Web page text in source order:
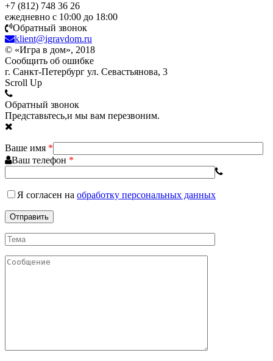
+7 (812) 748 36 26
ежедневно с 10:00 до 18:00
Обратный звонок
klient@igravdom.ru
© «Игра в дом», 2018
Сообщить об ошибке
г. Санкт-Петербург ул. Севастьянова, 3
Scroll Up
Обратный звонок
Представьтесь,и мы вам перезвоним.
Ваше имя *
Ваш телефон *
Я согласен на обработку персональных данных